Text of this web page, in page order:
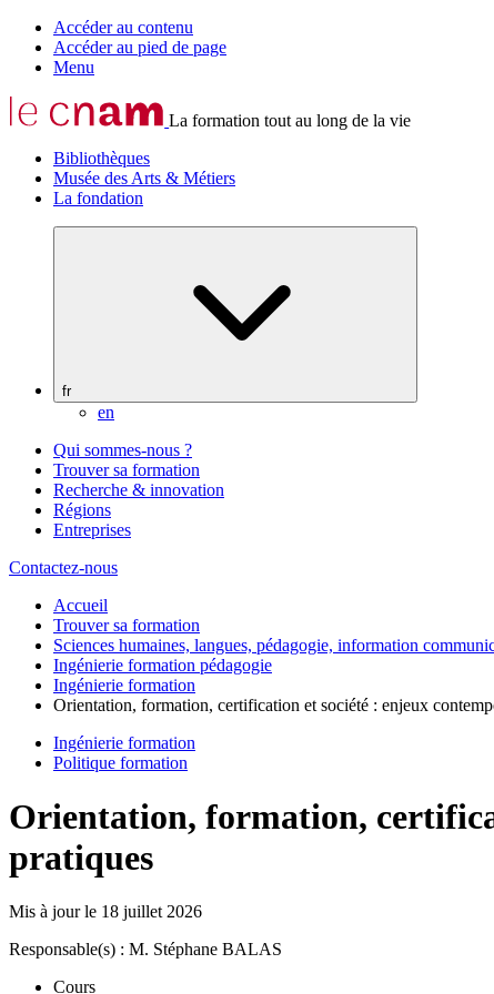
Accéder au contenu
Accéder au pied de page
Menu
La formation tout au long de la vie
Bibliothèques
Musée des Arts & Métiers
La fondation
fr
en
Qui sommes-nous ?
Trouver sa formation
Recherche & innovation
Régions
Entreprises
Contactez-nous
Accueil
Trouver sa formation
Sciences humaines, langues, pédagogie, information
Ingénierie formation pédagogie
Ingénierie formation
Orientation, formation, certification et société : enjeux
Ingénierie formation
Politique formation
Orientation, formation,
pratiques
Mis à jour le 18 juillet 2026
Responsable(s) : M. Stéphane BALAS
Cours